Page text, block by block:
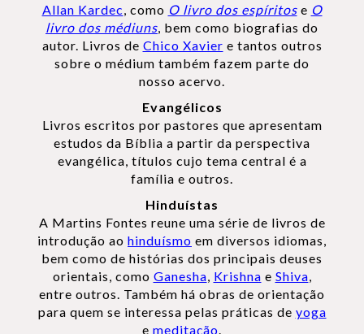
Allan Kardec, como O livro dos espíritose O
livro dos médiuns, bem como biografias do
autor. Livros de Chico Xavier e tantos outros
sobre o médium também fazem parte do
nosso acervo.
Evangélicos
Livros escritos por pastores que apresentam
estudos da Bíblia a partir da perspectiva
evangélica, títulos cujo tema central é a
família e outros.
Hinduístas
A Martins Fontes reune uma série de livros de
introdução ao hinduísmo em diversos idiomas,
bem como de histórias dos principais deuses
orientais, como Ganesha, Krishna e Shiva,
entre outros. Também há obras de orientação
para quem se interessa pelas práticas de yoga
e meditação.